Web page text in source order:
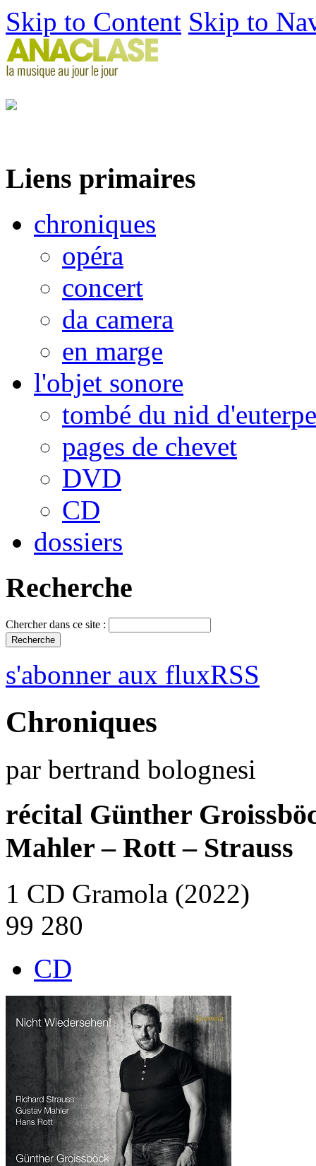
Skip to Content Skip to
Liens primaires
chroniques
opéra
concert
da camera
en marge
l'objet sonore
tombé du nid d'euterpe
pages de chevet
DVD
CD
dossiers
Recherche
Chercher dans ce site :
s'abonner aux fluxRSS
Chroniques
par bertrand bolognesi
récital Günther
Mahler – Rott – Strauss
1 CD Gramola (2022)
99 280
CD